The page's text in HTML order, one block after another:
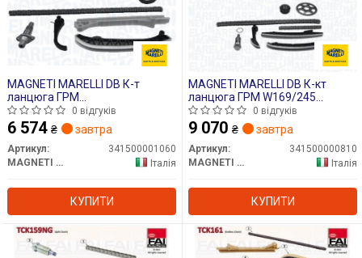
MAGNETI MARELLI DB К-т
ланцюга ГРМ
(ланцюг+натягувач+3
заспокоювача+ сальник)
W169/W245 1.5/2.0
0 відгуків
6 574 ₴ завтра
Артикул:
341500001060
MAGNETI MARELLI
Італія
КУПИТИ
MAGNETI MARELLI DB К-кт
ланцюга ГРМ W169/245
A160/.B200 CDI 04-
0 відгуків
9 070 ₴ завтра
Артикул:
341500000810
MAGNETI MARELLI
Італія
КУПИТИ